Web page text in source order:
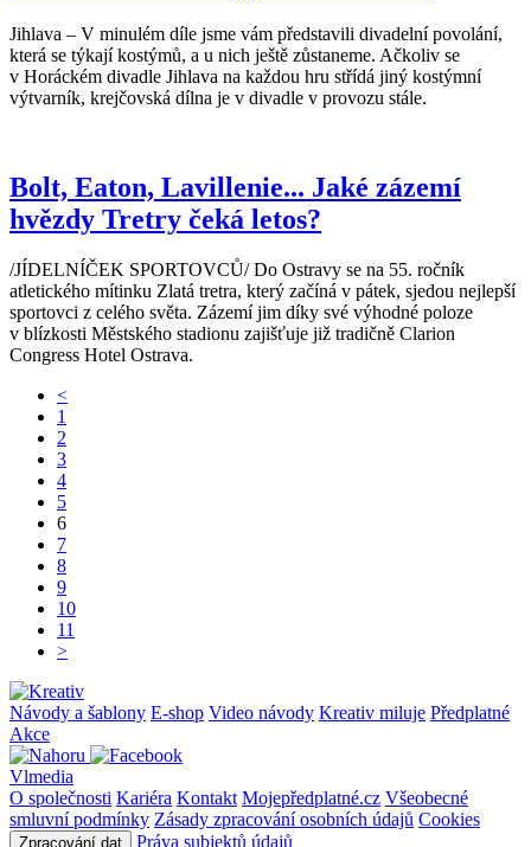
Jihlava – V minulém díle jsme vám představili divadelní povolání,
která se týkají kostýmů, a u nich ještě zůstaneme. Ačkoliv se
v Horáckém divadle Jihlava na každou hru střídá jiný kostýmní
výtvarník, krejčovská dílna je v divadle v provozu stále.
Bolt, Eaton, Lavillenie... Jaké zázemí
hvězdy Tretry čeká letos?
/JÍDELNÍČEK SPORTOVCŮ/ Do Ostravy se na 55. ročník
atletického mítinku Zlatá tretra, který začíná v pátek, sjedou nejlepší
sportovci z celého světa. Zázemí jim díky své výhodné poloze
v blízkosti Městského stadionu zajišťuje již tradičně Clarion
Congress Hotel Ostrava.
<
1
2
3
4
5
6
7
8
9
10
11
>
Návody a šablony E-shop Video návody Kreativ miluje Předplatné
Akce
Vlmedia
O společnosti Kariéra Kontakt Mojepředplatné.cz Všeobecné
smluvní podmínky Zásady zpracování osobních údajů Cookies
Zpracování dat Práva subjektů údajů